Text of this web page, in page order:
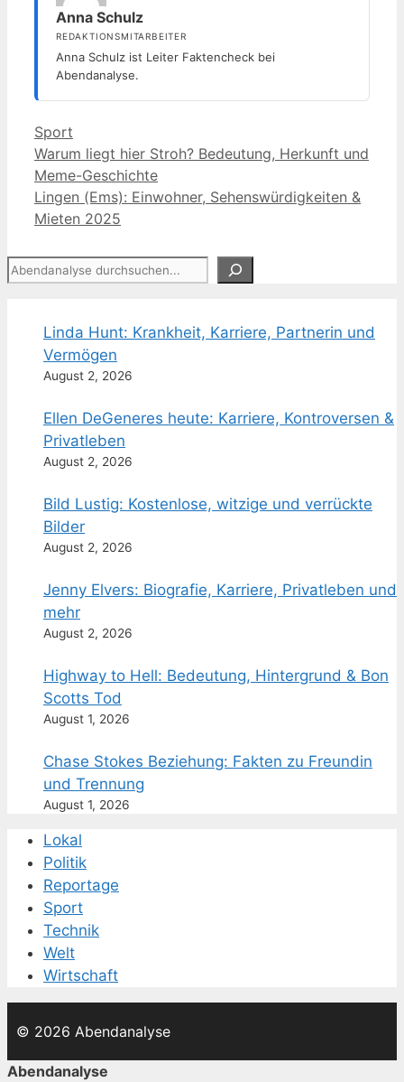
Anna Schulz
REDAKTIONSMITARBEITER
Anna Schulz ist Leiter Faktencheck bei
Abendanalyse.
Kategorien
Sport
Warum liegt hier Stroh? Bedeutung, Herkunft und
Meme-Geschichte
Lingen (Ems): Einwohner, Sehenswürdigkeiten &
Mieten 2025
Suchen
Linda Hunt: Krankheit, Karriere, Partnerin und
Vermögen
August 2, 2026
Ellen DeGeneres heute: Karriere, Kontroversen &
Privatleben
August 2, 2026
Bild Lustig: Kostenlose, witzige und verrückte
Bilder
August 2, 2026
Jenny Elvers: Biografie, Karriere, Privatleben und
mehr
August 2, 2026
Highway to Hell: Bedeutung, Hintergrund & Bon
Scotts Tod
August 1, 2026
Chase Stokes Beziehung: Fakten zu Freundin
und Trennung
August 1, 2026
Lokal
Politik
Reportage
Sport
Technik
Welt
Wirtschaft
© 2026 Abendanalyse
Abendanalyse